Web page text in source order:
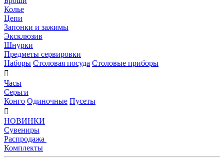
Колье
Цепи
Запонки и зажимы
Эксклюзив
Шнурки
Предметы сервировки
Наборы Столовая посуда Столовые приборы

Часы
Серьги
Конго Одиночные Пусеты

НОВИНКИ
Сувениры
Распродажа
Комплекты